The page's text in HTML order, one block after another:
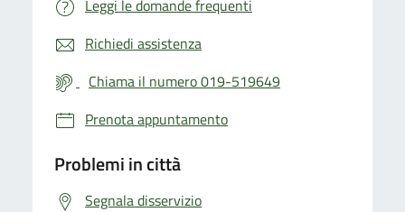
Leggi le domande frequenti
Richiedi assistenza
Chiama il numero 019-519649
Prenota appuntamento
Problemi in città
Segnala disservizio